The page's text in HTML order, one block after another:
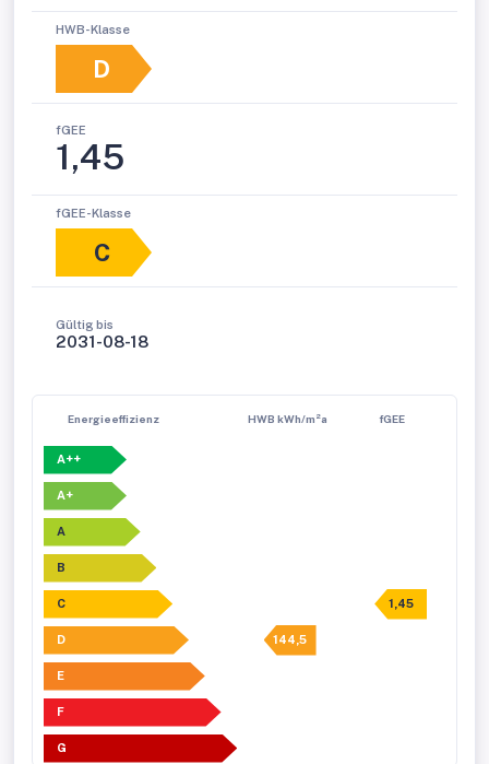
HWB-Klasse
D
fGEE
1,45
fGEE-Klasse
C
Gültig bis
2031-08-18
Energieeffizienz HWB kWh/m²a fGEE
A++
A+
A
B
C 1,45
D 144,5
E
F
G